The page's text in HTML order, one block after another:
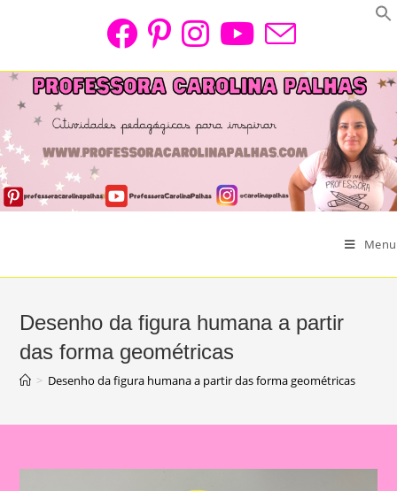
Menu
Desenho da figura humana a partir
das forma geométricas
> Desenho da figura humana a partir das forma geométricas